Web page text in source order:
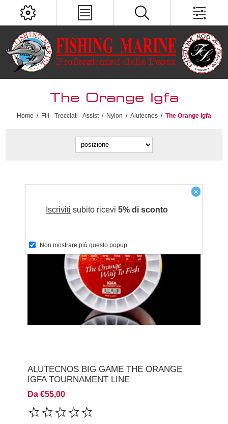
The Orange Igfa
Home / Fili - Trecciati - Assist / Nylon / Alutecnos / The Orange Igfa
ALUTECNOS BIG GAME THE ORANGE
IGFA TOURNAMENT LINE
Da €55,00
×
Iscriviti subito ricevi 5% di sconto
Non mostrare più questo popup